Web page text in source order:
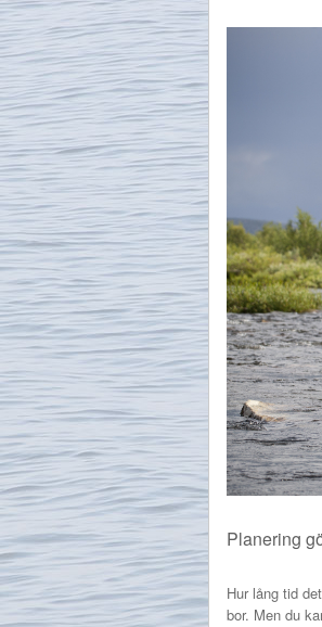
Planering
Hur lång tid
bor. Men du